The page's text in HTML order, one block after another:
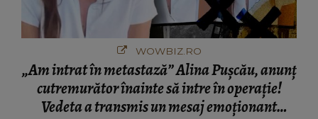
WOWBIZ.RO
„Am intrat în metastază” Alina Pușcău, anunț
cutremurător înainte să intre în operație!
Vedeta a transmis un mesaj emoționant